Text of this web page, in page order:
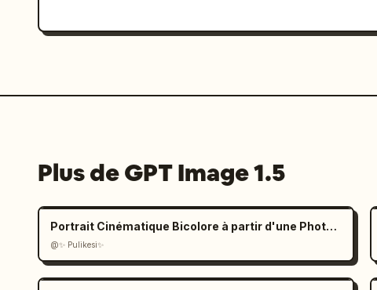
Plus de GPT Image 1.5
Portrait Cinématique Bicolore à partir d'une Photo Téléchargée
@✨ Pulikesi✨